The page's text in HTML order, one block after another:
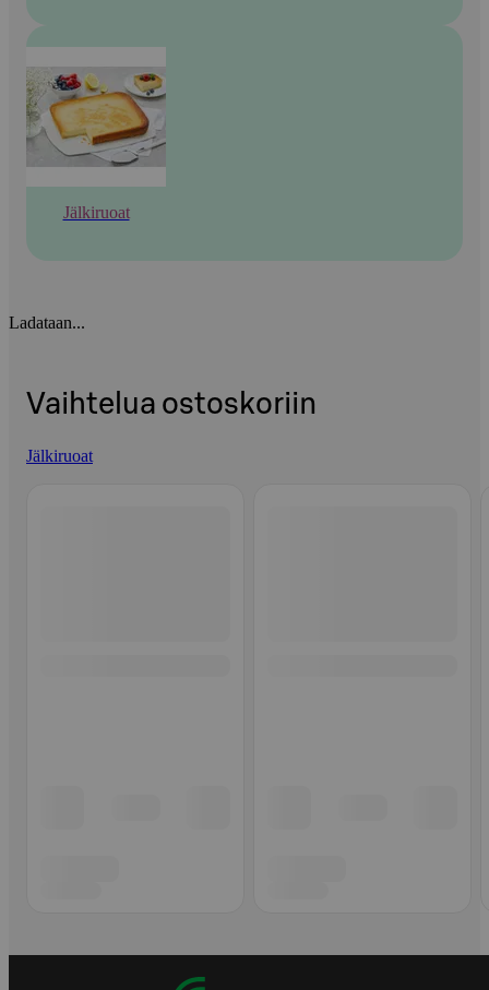
Jälkiruoat
Ladataan...
Vaihtelua ostoskoriin
Jälkiruoat